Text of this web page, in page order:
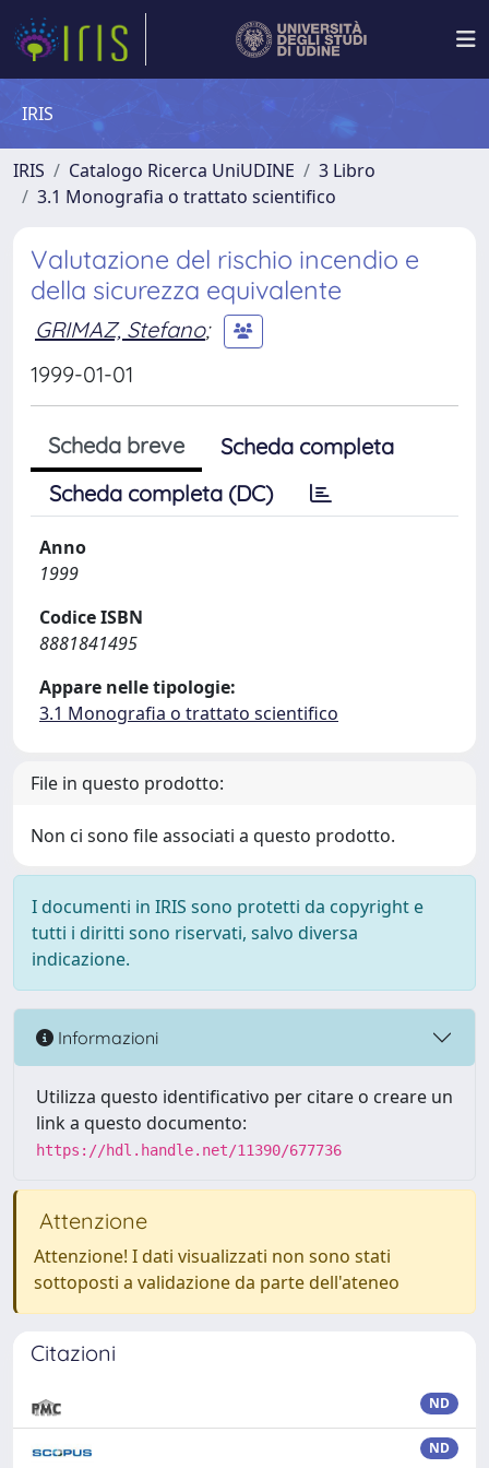
IRIS
IRIS Catalogo Ricerca UniUDINE
3 Libro
3.1 Monografia o trattato scientifico
Valutazione del rischio incendio e
della sicurezza equivalente
GRIMAZ, Stefano;
1999-01-01
Scheda breve
Scheda completa
Scheda completa (DC)
Anno
1999
Codice ISBN
8881841495
Appare nelle tipologie:
3.1 Monografia o trattato scientifico
File in questo prodotto:
Non ci sono file associati a questo prodotto.
I documenti in IRIS sono protetti da copyright e
tutti i diritti sono riservati, salvo diversa
indicazione.
Informazioni
Utilizza questo identificativo per citare o creare un
link a questo documento:
https://hdl.handle.net/11390/677736
Attenzione
Attenzione! I dati visualizzati non sono stati
sottoposti a validazione da parte dell'ateneo
Citazioni
ND
ND